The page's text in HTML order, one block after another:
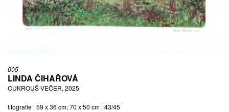
005
LINDA ČIHAŘOVÁ
CUKROUŠ VEČER, 2025
litografie | 59 x 36 cm; 70 x 50 cm | 43/45